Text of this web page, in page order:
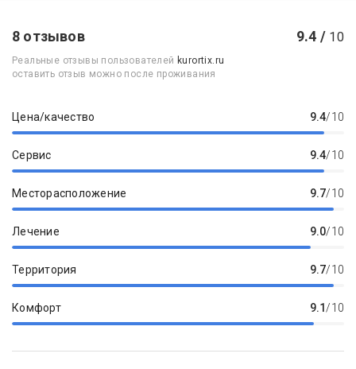
8 отзывов 9.4 / 10
Реальные отзывы пользователей kurortix.ru
оставить отзыв можно после проживания
Цена/качество 9.4/10
Сервис 9.4/10
Месторасположение 9.7/10
Лечение 9.0/10
Территория 9.7/10
Комфорт 9.1/10